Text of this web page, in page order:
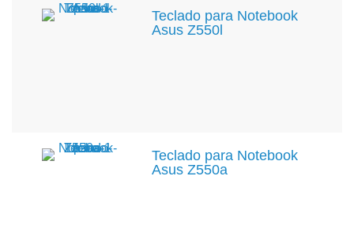
Teclado para Notebook
Asus Z550l
Teclado para Notebook
Asus Z550a